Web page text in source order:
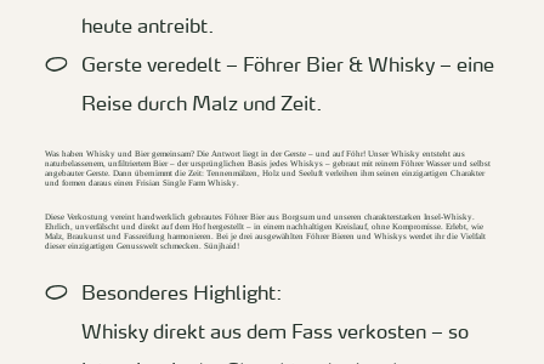
heute antreibt.
Gerste veredelt – Föhrer Bier & Whisky – eine
Reise durch Malz und Zeit.
Was haben Whisky und Bier gemeinsam? Die Antwort liegt in der Gerste – und auf Föhr! Unser Whisky entsteht aus
naturbelassenem, unfiltriertem Bier – der ursprünglichen Basis jedes Whiskys – gebraut mit reinem Föhrer Wasser und selbst
angebauter Gerste. Dann übernimmt die Zeit: Tennenmälzen, Holz und Seeluft verleihen ihm seinen einzigartigen Charakter
und formen daraus einen Frisian Single Farm Whisky.
Diese Verkostung vereint handwerklich gebrautes Föhrer Bier aus Borgsum und unseren charakterstarken Insel-Whisky.
Ehrlich, unverfälscht und direkt auf dem Hof hergestellt – in einem nachhaltigen Kreislauf, ohne Kompromisse. Erlebt, wie
Malz, Braukunst und Fassreifung harmonieren. Bei je drei ausgewählten Föhrer Bieren und Whiskys werdet ihr die Vielfalt
dieser einzigartigen Genusswelt schmecken. Sünjhaid!
Besonderes Highlight:
Whisky direkt aus dem Fass verkosten – so